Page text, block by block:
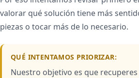
valorar qué solución tiene más
piezas o tocar más de lo necesario.
QUÉ INTENTAMOS PRIORIZAR:
Nuestro objetivo es que recuperes